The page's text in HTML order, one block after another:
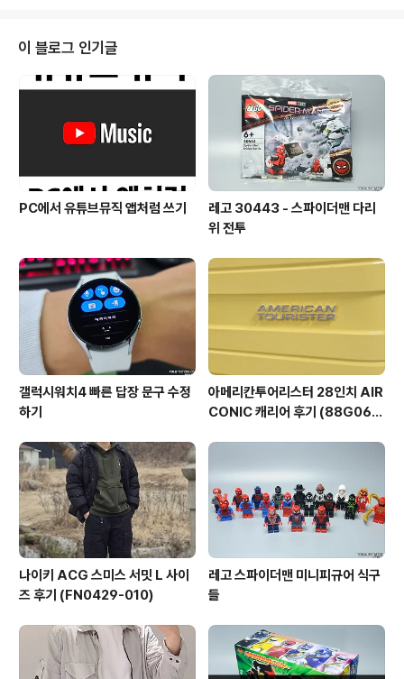
어있다. 공식 사진의 색상은 겨자색으로 보였지만, 실제 제
품 색상은 올리브 그린에 맞는 더 초록빛을 띠고 있었다. 가
슴 부근에 D.P. 로고가 눈에 띄긴하지만, 티셔츠 재질이나
색감도 나쁘지 않아 만족스럽다. 크림에서도 거의 정가 수
준으로 구매가 가능하니, 아이앱의 독특한 색감을 느끼고
싶은 사람들에게 ..
이 블로그 인기글
PC에서 유튜브뮤직 앱처럼 쓰기
레고 30443 - 스파이더맨 다리
위 전투
갤럭시워치4 빠른 답장 문구 수정
하기
아메리칸투어리스터 28인치 AIR
CONIC 캐리어 후기 (88G060
나이키 ACG 스미스 서밋 L 사이
즈 후기 (FN0429-010)
레고 스파이더맨 미니피규어 식구
들